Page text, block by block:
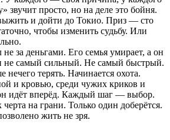
звучит просто, но на деле это бойня.
и дойти до Токио. Приз — сто
чтобы изменить судьбу. Или
за деньгами. Его семья умирает, а он
самый сильный. Не самый быстрый.
терять. Начинается охота.
и кровью, среди чужих криков и
идёт вперёд. Каждый шаг — выбор.
на грани. Только один доберётся.
жить не зря.